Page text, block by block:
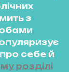
з
себе й
розділі